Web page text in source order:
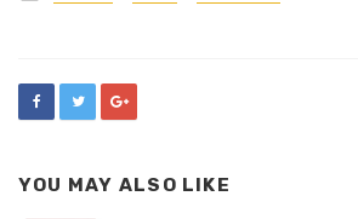
in
YOU MAY ALSO LIKE